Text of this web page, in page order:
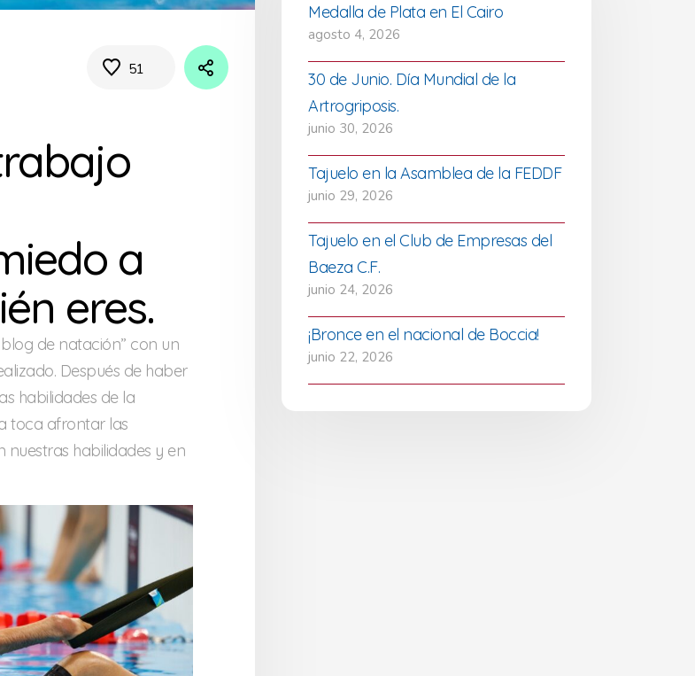
51
a
eres.
de natación” con un
Después de haber
habilidades de la
toca afrontar las
nuestras habilidades y en
Medalla de Plata en El Cairo
agosto 4, 2026
30 de Junio. Día Mundial de la
Artrogriposis.
junio 30, 2026
Tajuelo en la Asamblea de la FEDDF
junio 29, 2026
Tajuelo en el Club de Empresas del
Baeza C.F.
junio 24, 2026
¡Bronce en el nacional de Boccia!
junio 22, 2026